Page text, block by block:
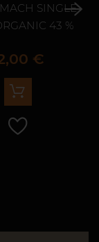
SINGLE
43 %
Prix
€